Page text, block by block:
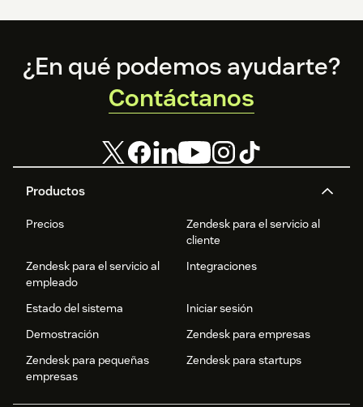
Footer
Productos
Precios
Zendesk para el servicio al
cliente
Zendesk para el servicio al
empleado
Integraciones
Estado del sistema
Iniciar sesión
Demostración
Zendesk para empresas
Zendesk para pequeñas
empresas
Zendesk para startups
¿En qué podemos ayudarte?
Contáctanos